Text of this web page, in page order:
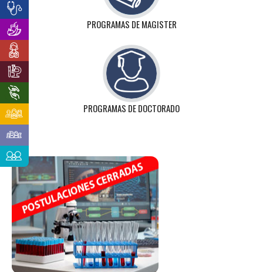
PROGRAMAS DE MAGISTER
PROGRAMAS DE DOCTORADO